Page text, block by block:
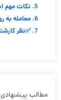
5. نکات مهم استفاده از مارتینگل در باینری آپشن
6. معامله به روش مارتینگل در باینری آپشن
7. ✅نظر کارشناسان تاپ بروکر ایران
مطالب پیشنهادی